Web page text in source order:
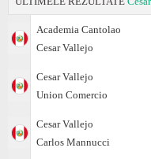
Academia Cantolao
Cesar Vallejo
Cesar Vallejo
Union Comercio
Cesar Vallejo
Carlos Mannucci